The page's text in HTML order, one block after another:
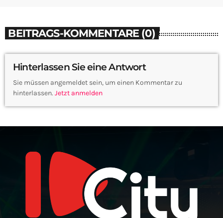
BEITRAGS-KOMMENTARE (0)
Hinterlassen Sie eine Antwort
Sie müssen angemeldet sein, um einen Kommentar zu
hinterlassen. Jetzt anmelden